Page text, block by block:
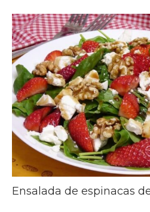
Ensalada de espinacas